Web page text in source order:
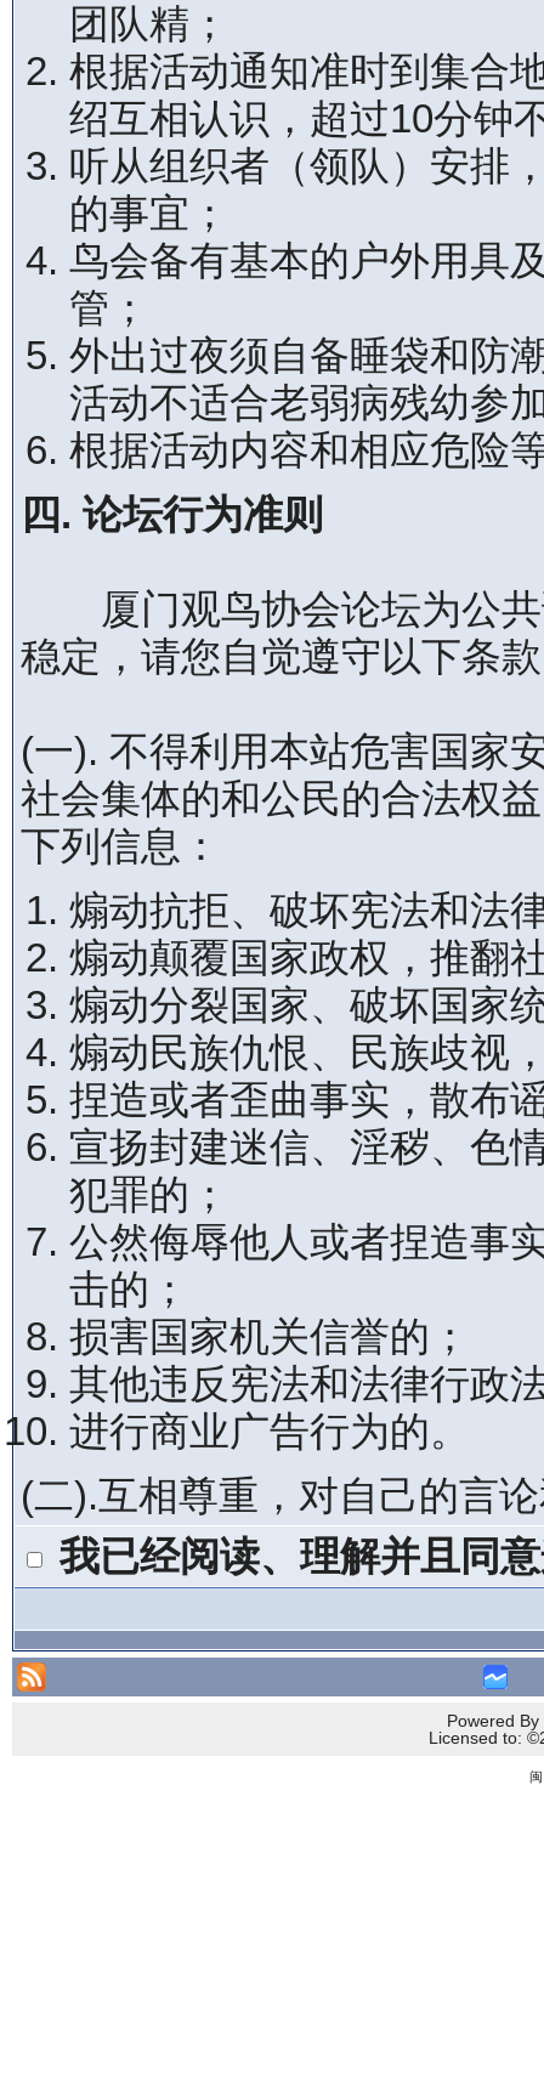
团队精；
根据活动通知准时到集合
绍互相认识，超过10分钟
听从组织者（领队）安排
的事宜；
鸟会备有基本的户外用具
管；
外出过夜须自备睡袋和防
活动不适合老弱病残幼参
根据活动内容和相应危险
四. 论坛行为准则
厦门观鸟协会论坛为公共
稳定，请您自觉遵守以下条
(一). 不得利用本站危害国家
社会集体的和公民的合法权
下列信息：
煽动抗拒、破坏宪法和法
煽动颠覆国家政权，推翻
煽动分裂国家、破坏国家
煽动民族仇恨、民族歧视
捏造或者歪曲事实，散布
宣扬封建迷信、淫秽、色
犯罪的；
公然侮辱他人或者捏造事
击的；
损害国家机关信誉的；
其他违反宪法和法律行政
进行商业广告行为的。
(二).互相尊重，对自己的言
我已经阅读、理解并且同
Powered
Licensed to: